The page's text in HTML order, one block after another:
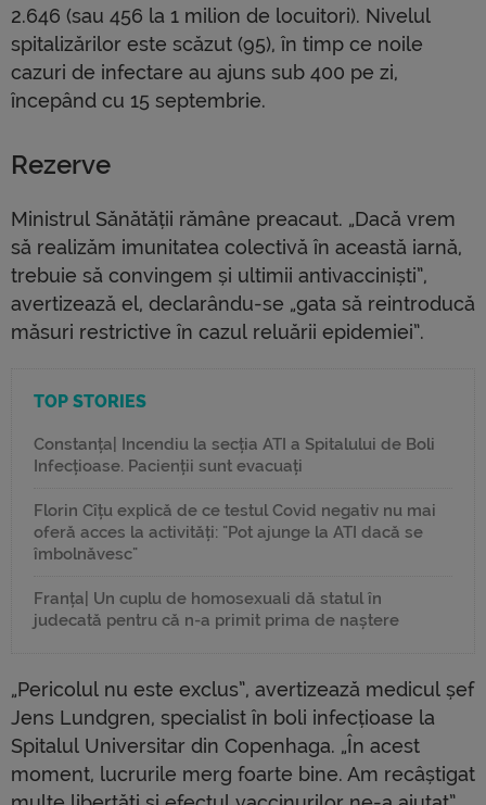
2.646 (sau 456 la 1 milion de locuitori). Nivelul
spitalizărilor este scăzut (95), în timp ce noile
cazuri de infectare au ajuns sub 400 pe zi,
începând cu 15 septembrie.
Rezerve
Ministrul Sănătății rămâne preacaut. „Dacă vrem
să realizăm imunitatea colectivă în această iarnă,
trebuie să convingem și ultimii antivacciniști”,
avertizează el, declarându-se „gata să reintroducă
măsuri restrictive în cazul reluării epidemiei”.
TOP STORIES
Constanța| Incendiu la secția ATI a Spitalului de Boli
Infecțioase. Pacienții sunt evacuați
Florin Cîțu explică de ce testul Covid negativ nu mai
oferă acces la activități: "Pot ajunge la ATI dacă se
îmbolnăvesc"
Franța| Un cuplu de homosexuali dă statul în
judecată pentru că n-a primit prima de naștere
„Pericolul nu este exclus”, avertizează medicul șef
Jens Lundgren, specialist în boli infecțioase la
Spitalul Universitar din Copenhaga. „În acest
moment, lucrurile merg foarte bine. Am recâștigat